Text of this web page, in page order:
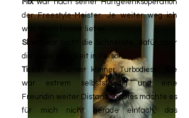
Mixwar nach seiner Hüftgelenksoperation
der Freestyle-Meister. Je weiter weg ich
war, desto besser lief er.
Shen
war nicht die Schnellste, dafür aber
die Zuverlässigkeit in Person.
Ticket
war unser kleiner Turbodiesel. Sie
war extrem selbstständig und eine
Freundin weiter Distanzen. Dies machte es
für mich nicht gerade einfach, das